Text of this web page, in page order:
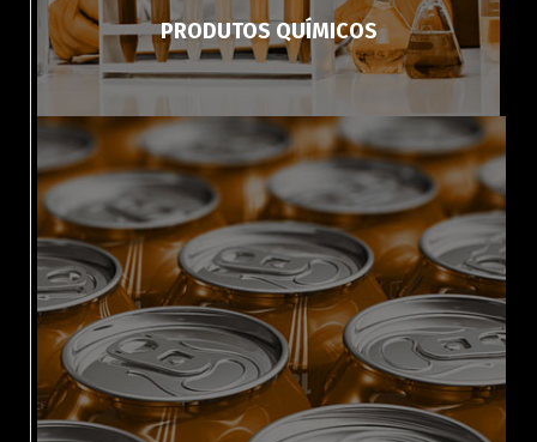
PRODUTOS QUÍMICOS